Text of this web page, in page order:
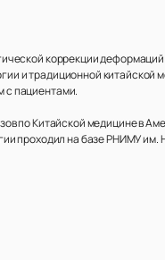
коррекции
и традиционной китайской
с пациентами.
по Китайской медицине в
проходил на базе РНИМУ им.